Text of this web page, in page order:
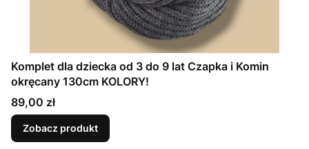
Komplet dla dziecka od 3 do 9 lat Czapka i Komin
okręcany 130cm KOLORY!
Cena
89,00 zł
Zobacz produkt